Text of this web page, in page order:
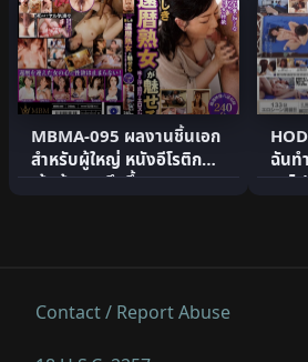
MBMA-095 ผลงานชิ้นเอก
สำหรับผู้ใหญ่ หนังอีโรติกที่
เข้มข้นและลึกซึ้ง.
ฉันท
รถไ
Contact / Report Abuse